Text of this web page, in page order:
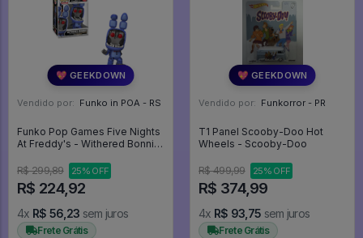
💖 GEEKDOWN
Vendido por: Funko in POA - RS
Funko Pop Games Five Nights
At Freddy's - Withered Bonnie
R$ 299,89
25% OFF
R$ 224,92
4x R$ 56,23 sem juros
Frete Grátis
💖 GEEKDOWN
Vendido por: Funkorror - PR
T1 Panel Scooby-Doo Hot
Wheels - Scooby-Doo
R$ 499,99 25% OFF
R$ 374,99
4x R$ 93,75 sem juros
Frete Grátis